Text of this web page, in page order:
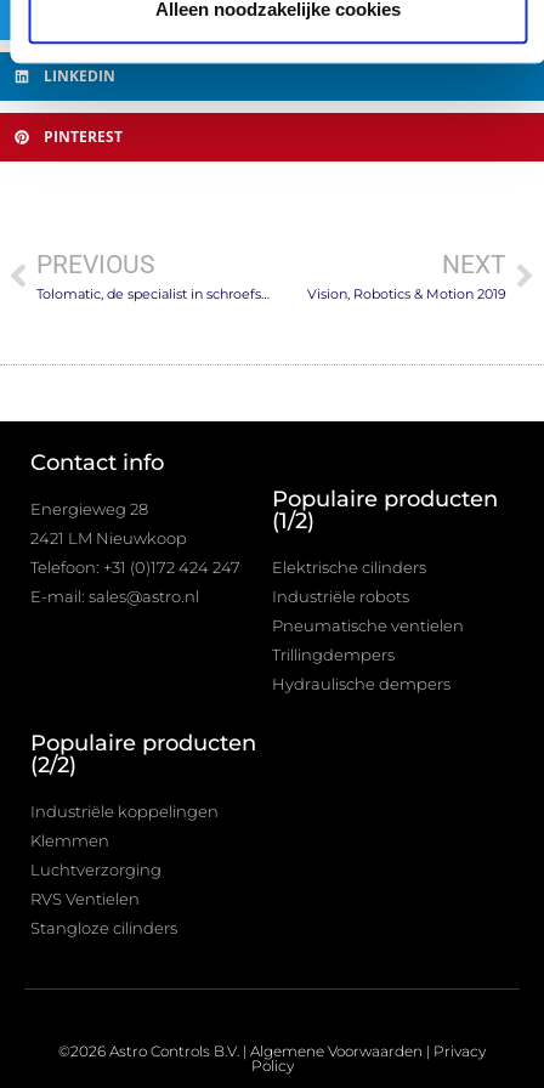
Alleen noodzakelijke cookies
LINKEDIN
PINTEREST
PREVIOUS
Tolomatic, de specialist in schroefspindel en drijfriem actuatoren
NEXT
Vision, Robotics & Motion 2019
Contact info
Energieweg 28
2421 LM Nieuwkoop
Telefoon: +31 (0)172 424 247
E-mail: sales@astro.nl
Populaire producten
(1/2)
Elektrische cilinders
Industriële robots
Pneumatische ventielen
Trillingdempers
Hydraulische dempers
Populaire producten
(2/2)
Industriële koppelingen
Klemmen
Luchtverzorging
RVS Ventielen
Stangloze cilinders
©2026 Astro Controls B.V. | Algemene Voorwaarden | Privacy
Policy